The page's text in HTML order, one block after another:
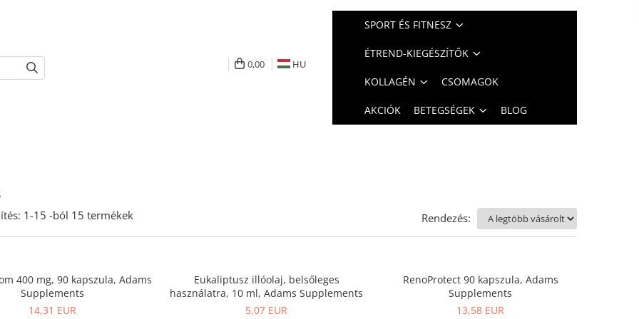
0,00 HU
SPORT ÉS FITNESZ
ÉTREND-KIEGÉSZÍTŐK
KOLLAGÉN CSOMAGOK
AKCIÓK BETEGSÉGEK BLOG
1-15 -ból 15 termékek Rendezés:
400 mg, 90 kapszula, Adams
Supplements
14,31 EUR
Eukaliptusz illóolaj, belsőleges
használatra, 10 ml, Adams Supplements
5,07 EUR
RenoProtect 90 kapszula, Adams
Supplements
13,58 EUR